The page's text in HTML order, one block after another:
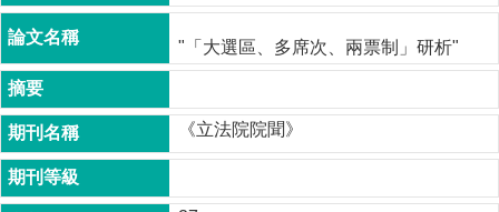
簡
介
本
所
成
員
博
"「大選區、多席次、兩票制」研析"
《立法院院聞》